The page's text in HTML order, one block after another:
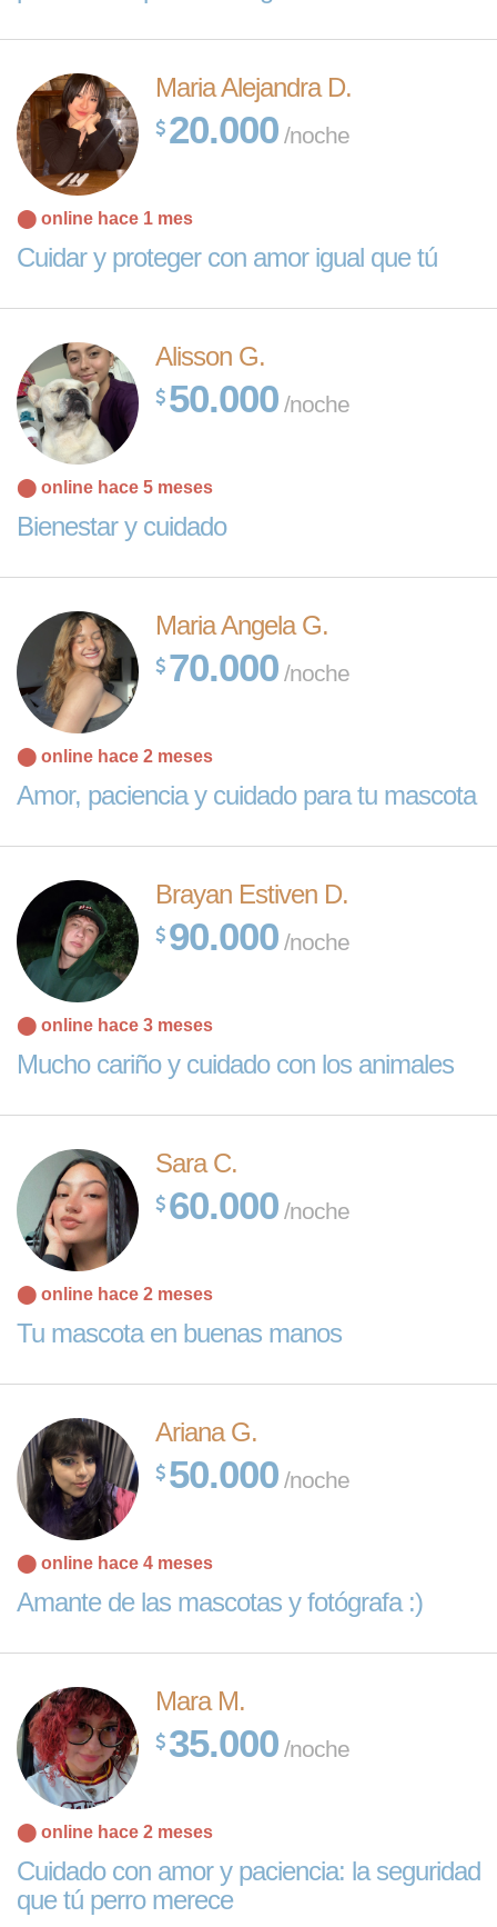
Maria Alejandra D.
20.000 /noche
⬤ online hace 1 mes
Cuidar y proteger con amor igual que tú
Alisson G.
50.000 /noche
⬤ online hace 5 meses
Bienestar y cuidado
Maria Angela G.
70.000 /noche
⬤ online hace 2 meses
Amor, paciencia y cuidado para tu mascota
Brayan Estiven D.
90.000 /noche
⬤ online hace 3 meses
Mucho cariño y cuidado con los animales
Sara C.
60.000 /noche
⬤ online hace 2 meses
Tu mascota en buenas manos
Ariana G.
50.000 /noche
⬤ online hace 4 meses
Amante de las mascotas y fotógrafa :)
Mara M.
35.000 /noche
⬤ online hace 2 meses
Cuidado con amor y paciencia: la seguridad
que tú perro merece